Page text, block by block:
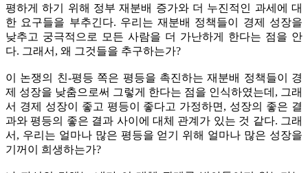
평하게 하기 위해 정부 재분배 증가와 더 누진적인 과세에 대
한 요구들을 부추긴다. 우리는 재분배 정책들이 경제 성장을
낮추고 궁극적으로 모든 사람을 더 가난하게 한다는 점을 안
다. 그래서, 왜 그것들을 추구하는가?
이 논쟁의 친-평등 쪽은 평등을 촉진하는 재분배 정책들이 경
제 성장을 낮춤으로써 그렇게 한다는 점을 인식하였는데, 그래
서 경제 성장이 좋고 평등이 좋다고 가정하면, 성장의 좋은 결
과와 평등의 좋은 결과 사이에 대체 관계가 있는 것 같다. 그래
서, 우리는 얼마나 많은 평등을 얻기 위해 얼마나 많은 성장을
기꺼이 희생하는가?